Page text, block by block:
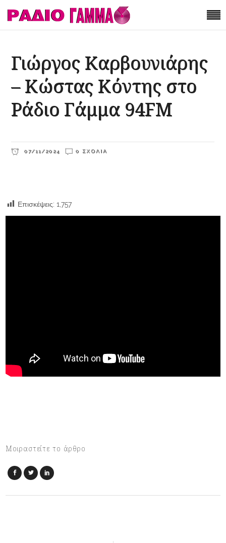
Γιώργος Καρβουνιάρης
– Κώστας Κόντης στο
Ράδιο Γάμμα 94FM
07/11/2024 0 ΣΧΌΛΙΑ
Επισκέψεις: 1,757
Μοιραστείτε το άρθρο